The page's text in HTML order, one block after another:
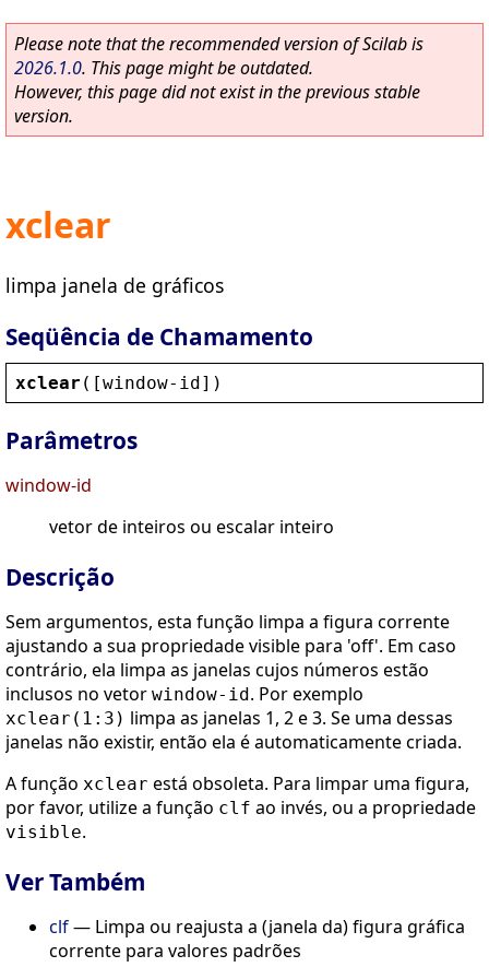
Please note that the recommended version of Scilab is
2026.1.0. This page might be outdated.
However, this page did not exist in the previous stable
version.
xclear
limpa janela de gráficos
Seqüência de Chamamento
xclear ([window- id])
Parâmetros
window-id
vetor de inteiros ou escalar inteiro
Descrição
Sem argumentos, esta função limpa a figura corrente
ajustando a sua propriedade visible para 'off'. Em caso
contrário, ela limpa as janelas cujos números estão
inclusos no vetor window-id . Por exemplo
xclear(1:3) limpa as janelas 1, 2 e 3. Se uma dessas
janelas não existir, então ela é automaticamente criada.
A função xclear está obsoleta. Para limpar uma figura,
por favor, utilize a função clf ao invés, ou a propriedade
visible.
Ver Também
clf— Limpa ou reajusta a (janela da) figura gráfica
corrente para valores padrões